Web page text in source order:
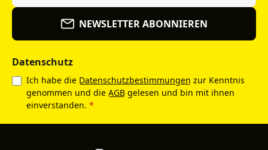
NEWSLETTER ABONNIEREN
Datenschutz
Ich habe die Datenschutzbestimmungen zur Kenntnis
genommen und die AGB gelesen und bin mit ihnen
einverstanden. *